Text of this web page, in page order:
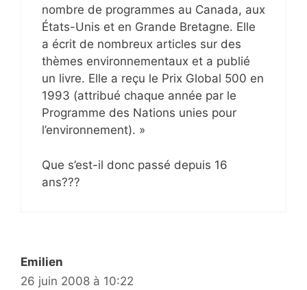
nombre de programmes au Canada, aux
États-Unis et en Grande Bretagne. Elle
a écrit de nombreux articles sur des
thèmes environnementaux et a publié
un livre. Elle a reçu le Prix Global 500 en
1993 (attribué chaque année par le
Programme des Nations unies pour
l’environnement). »
Que s’est-il donc passé depuis 16
ans???
Emilien
26 juin 2008 à 10:22